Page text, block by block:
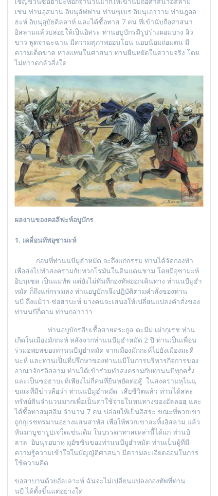
เช่น ท่านอุสมาน อิบนุอัฟฟาน ท่านซุเบร อิบนุเอาวาม ท่านฎอล
ฮะห์ อิบนุอุบัยดิลลาห์ และได้ซื้อทาส 7 คน ที่เข้านับถือศาสนา
อิสลามแล้วปล่อยให้เป็นอิสระ ท่านอบูบักรมีรูปร่างผอมบาง ผิว
ขาว พูดจาฉะฉาน มีความสุภาพอ่อนโยน นอบน้อมถ่อมตน มี
ความเด็ดขาด หวงแหนในศาสนา ท่านยืนหยัดในความจริง โดย
ไม่หวาดกลัวสิ่งใด
ผลงานของคอลีฟะห์อบูบักร
1. เคลื่อนทัพอุซามะห์
ก่อนที่ท่านนบีมูฮำหมัด จะถึงแก่กรรม ท่านได้จัดกองทำ
เพื่อส่งไปทำสงครามกับพวกโรมันในดินแดนชาม โดยมีอุซามะห์
อิบนุเซด เป็นแม่ทัพ แต่ยังไม่ทันที่กองทัพออกเดินทาง ท่านนบีมูฮำ
หมัด ก็ถึงแก่กรรมลง ท่านอบูบักรจึงปฏิบัติตามคำสั่งของท่าน
นบี ถึงแม้ว่า ซ่อฮาบะห์ บางคนจะเสนอให้เปลี่ยนแปลงคำสั่งของ
ท่านนบีก็ตาม ท่านกล่าวว่า
ท่านอบูบักรสืบเชื้อสายตระกูล ตะมีม เผ่ากุเรช ท่าน
เกิดในเมืองมักกะห์ หลังจากท่านนบีมูฮำหมัด 2 ปี ท่านเป็นเพื่อน
ร่วมอพยพของท่านนบีมูฮำหมัด จากเมืองมักกะห์ไปยังเมืองมะดี
นะห์ และท่านเป็นที่ปรึกษาของท่านนบีในการบริหารกิจการของ
อาณาจักรอิสลาม ท่านได้เข้าร่วมทำสงครามกับท่านนบีทุกครั้ง
และเป็นซอฮาบะห์เพียงไม่กี่คนที่ยืนหยัดต่อสู้ ในสงครามหุไนนฺ
ขณะที่มีข่าวลือว่า ท่านนบีมูฮำหมัด เสียชีวิตแล้ว ท่านได้สละ
ทรัพย์สินจำนวนมากเพื่อเป็นค่าใช้จ่ายในหนทางของอัลลอฮฺ และ
ได้ซื้อทาสมุสลิม จำนวน 7 คน ปล่อยให้เป็นอิสระ ขณะที่พวกเขา
ถูกกุเรชทรมานอย่างแสนสาหัส เพื่อให้พวกเขาละทิ้งอิสลาม แล้ว
หันมาบูชารูปเจว็ดเช่นเดิม ในบรรดาทาสเหล่านี้ได้แก่ ท่านบิ
ลาล อิบนุรอบาหฺ มุอัซซินของท่านนบีมูฮำหมัด ท่านเป็นผู้ที่มี
ความรู้ความเข้าใจในบัญญัติศาสนา มีความละเอียดอ่อนในการ
ใช้ความคิด
ขอสาบานด้วยอัลเลาะห์ ฉันจะไม่เปลี่ยนแปลงกองทัพที่ท่าน
นบี ได้ตั้งขึ้นแต่อย่างใด